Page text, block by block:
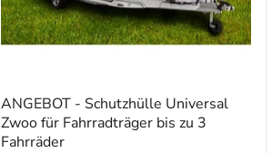
ANGEBOT - Schutzhülle Universal
Zwoo für Fahrradträger bis zu 3
Fahrräder